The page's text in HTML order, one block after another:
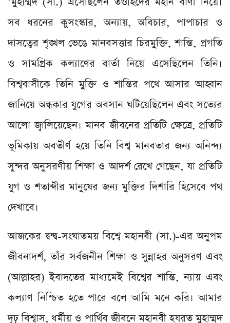
সব ধরনের কুসংস্কার, অন্যায়, অবিচার, পাপাচার ও
দাসত্বের শৃঙ্খল ভেঙে মানবসত্তার চিরমুক্তি, শান্তি, প্রগতি
ও সামগ্রিক কল্যাণের বার্তা নিয়ে এসেছিলেন তিনি।
বিশ্ববাসীকে তিনি মুক্তি ও শান্তির পথে আসার আহ্বান
জানিয়ে অন্ধকার যুগের অবসান ঘটিয়েছিলেন এবং সত্যের
আলো জ্বালিয়েছেন। মানব জীবনের প্রতিটি ক্ষেত্রে, প্রতিটি
ভূমিকায় অবতীর্ণ হয়ে তিনি বিশ্ব মানবতার জন্য অনিন্দ্য
সুন্দর অনুসরণীয় শিক্ষা ও আদর্শ রেখে গেছেন, যা প্রতিটি
যুগ ও শতাব্দীর মানুষের জন্য মুক্তির দিশারি হিসেবে পথ
দেখাবে।
আজকের দ্বন্দ্ব-সংঘাতময় বিশ্বে মহানবী (সা.)-এর অনুপম
জীবনাদর্শ, তাঁর সর্বজনীন শিক্ষা ও সুন্নাহর অনুসরণ এবং
(আল্লাহর) ইবাদতের মাধ্যমেই বিশ্বের শান্তি, ন্যায় এবং
কল্যাণ নিশ্চিত হতে পারে বলে আমি মনে করি। আমার
দৃঢ় বিশ্বাস, ধর্মীয় ও পার্থিব জীবনে মহানবী হযরত মুহাম্মদ